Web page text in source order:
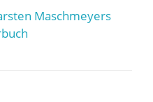
Maschmeyers